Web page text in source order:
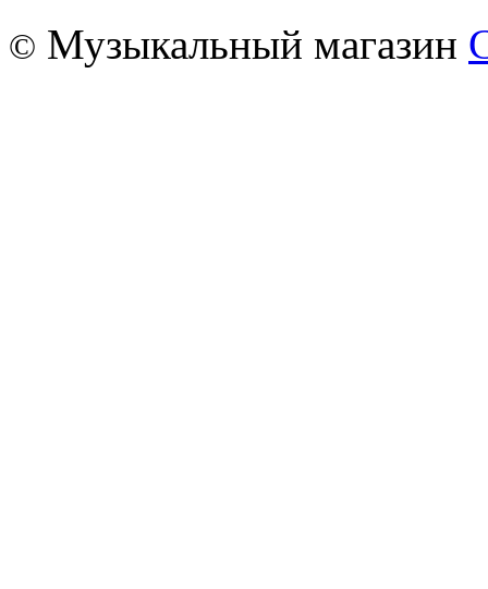
© Музыкальный магазин